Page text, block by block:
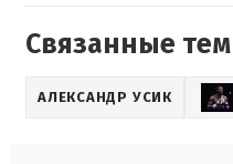
Связанные
АЛЕКСАНДР УСИК